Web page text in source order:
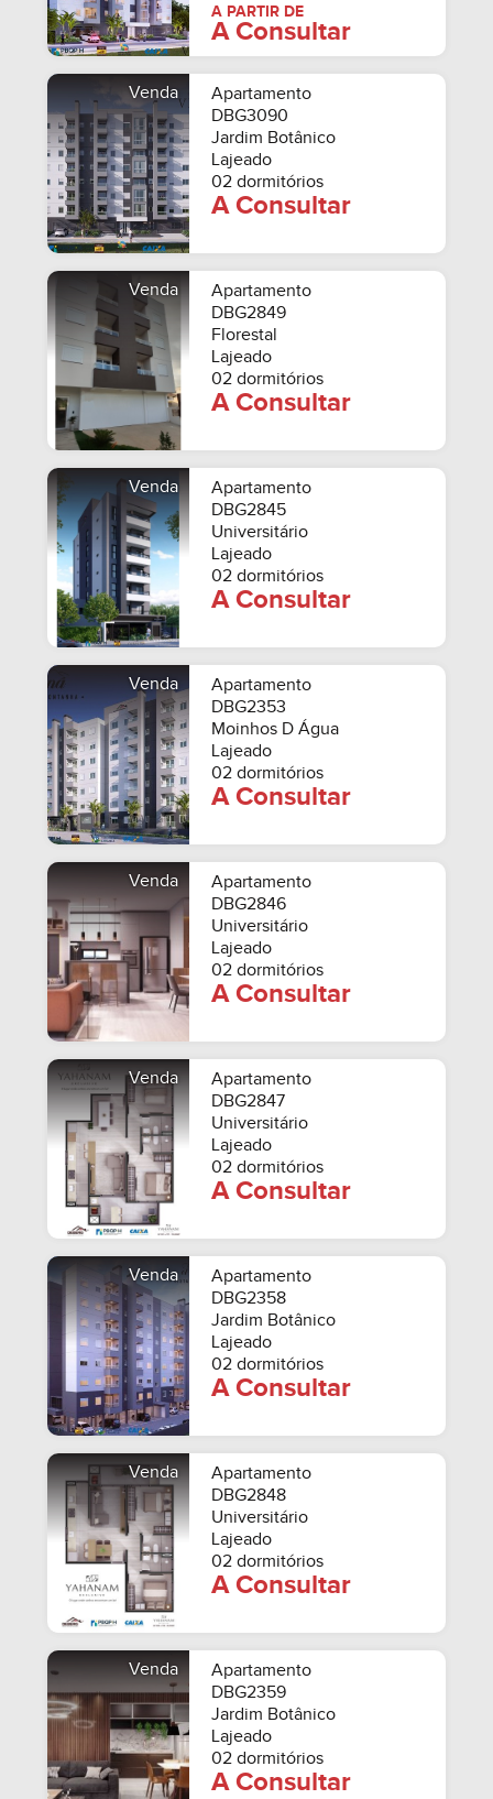
A PARTIR DE
A Consultar
Venda
Apartamento
DBG3090
Jardim Botânico
Lajeado
02 dormitórios
A Consultar
Venda
Apartamento
DBG2849
Florestal
Lajeado
02 dormitórios
A Consultar
Venda
Apartamento
DBG2845
Universitário
Lajeado
02 dormitórios
A Consultar
Venda
Apartamento
DBG2353
Moinhos D Água
Lajeado
02 dormitórios
A Consultar
Venda
Apartamento
DBG2846
Universitário
Lajeado
02 dormitórios
A Consultar
Venda
Apartamento
DBG2847
Universitário
Lajeado
02 dormitórios
A Consultar
Venda
Apartamento
DBG2358
Jardim Botânico
Lajeado
02 dormitórios
A Consultar
Venda
Apartamento
DBG2848
Universitário
Lajeado
02 dormitórios
A Consultar
Venda
Apartamento
DBG2359
Jardim Botânico
Lajeado
02 dormitórios
A Consultar